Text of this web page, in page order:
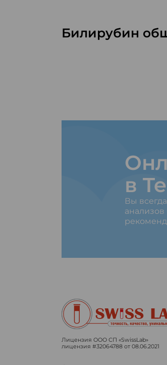
Билирубин
в
Вы
Лицензия ООО СП «SwissLab»
лицензия #32064788 от 08.06.2021